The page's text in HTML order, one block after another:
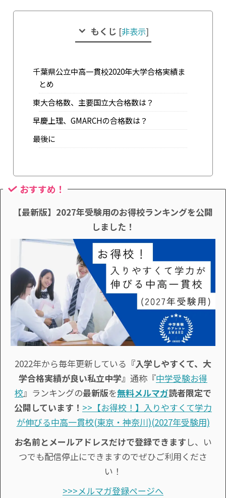
もくじ [非表示]
千葉県公立中高一貫校2020年大学合格実績ま
とめ
東大合格数、主要国立大合格数は？
早慶上理、GMARCHの合格数は？
最後に
おすすめ！
【最新版】2027年受験用のお得校ランキングを公開
しました！
2022年から毎年更新している 『入学しやすくて、大
学合格実績が良い私立中学』 通称『中学受験お得
校』ランキングの最新版を無料メルマガ読者限定で
公開しています！ >>【お得校！】入りやすくて学力
が伸びる中高一貫校(東京・神奈川)(2027年受験用)
お名前とメールアドレスだけで登録できます し、い
つでも配信停止にできますのでぜひご利用くださ
い！
>>>メルマガ登録ページへ